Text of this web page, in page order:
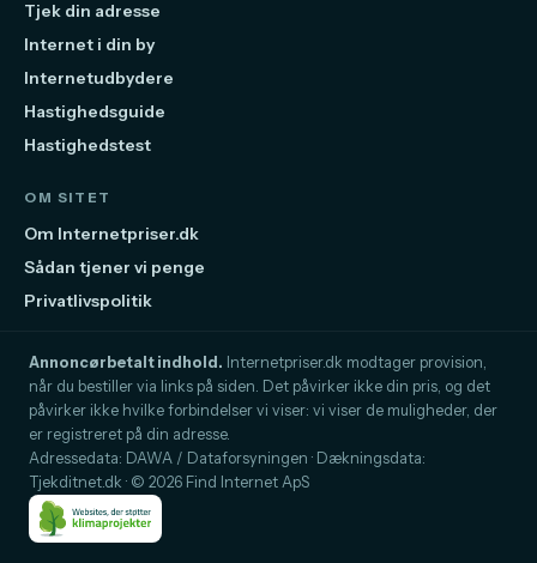
Tjek din adresse
Internet i din by
Internetudbydere
Hastighedsguide
Hastighedstest
OM SITET
Om Internetpriser.dk
Sådan tjener vi penge
Privatlivspolitik
Annoncørbetalt indhold. Internetpriser.dk modtager provision,
når du bestiller via links på siden. Det påvirker ikke din pris, og det
påvirker ikke hvilke forbindelser vi viser: vi viser de muligheder, der
er registreret på din adresse.
Adressedata: DAWA / Dataforsyningen · Dækningsdata:
Tjekditnet.dk · © 2026 Find Internet ApS